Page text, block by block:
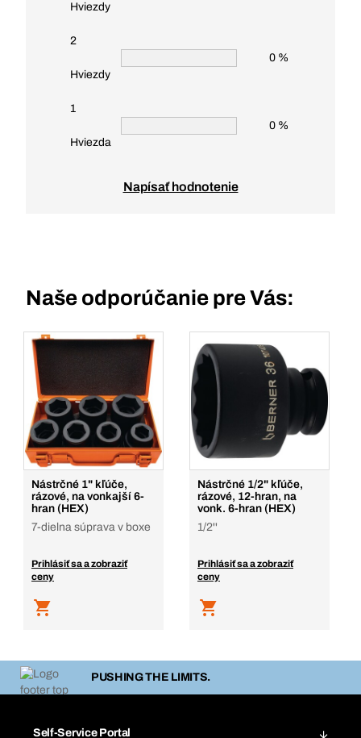
Hviezdy
2
Hviezdy
0 %
1
Hviezda
0 %
Napísať hodnotenie
Naše odporúčanie pre Vás:
Nástrčné 1" kľúče,
rázové, na vonkajší 6-
hran (HEX)
7-dielna súprava v boxe
Prihlásiť sa a zobraziť
ceny
Nástrčné 1/2" kľúče,
rázové, 12-hran, na
vonk. 6-hran (HEX)
1/2''
Prihlásiť sa a zobraziť
ceny
PUSHING THE LIMITS.
Self-Service Portal